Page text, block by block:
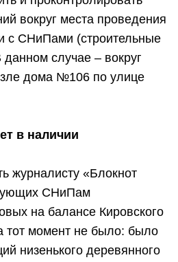
вокруг места проведения
с СНиПами (строительные
случае – вокруг
дома №106 по улице
в наличии
журналисту «Блокнот
СНиПам
на балансе Кировского
тот момент не было: было
низенького деревянного